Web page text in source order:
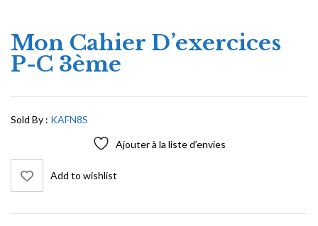
Mon Cahier D’exercices
P-C 3ème
Sold By : KAFN8S
Ajouter à la liste d’envies
Add to wishlist